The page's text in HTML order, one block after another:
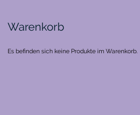
Warenkorb
Es befinden sich keine Produkte im Warenkorb.